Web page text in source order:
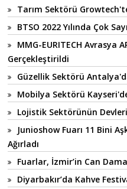
Tarım Sektörü
BTSO 2022 Yılında Çok
MMG-EURITECH Avrasya
Gerçekleştirildi
Güzellik Sektörü
Mobilya Sektörü
Lojistik Sektörünün
Junioshow Fuarı 11 Bini
Ağırladı
Fuarlar, İzmir’in Can
Diyarbakır’da Kahve